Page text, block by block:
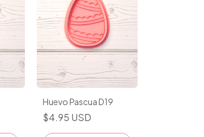
Huevo Pascua D19
$4.95 USD